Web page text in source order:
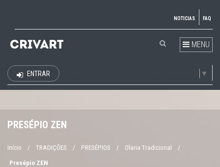
NOTICIAS FAQ
MENU
▼
ENTRAR
PRESÉPIO ZEN
Início / TRADIÇÕES / PRESÉPIOS / Olaria Tradicional /
Presépio ZEN